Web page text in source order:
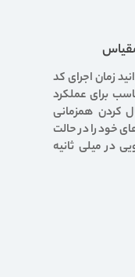
زمان اجرای کد
برای عملکرد
کردن همزمانی
خود را در حالت
در میلی ثانیه